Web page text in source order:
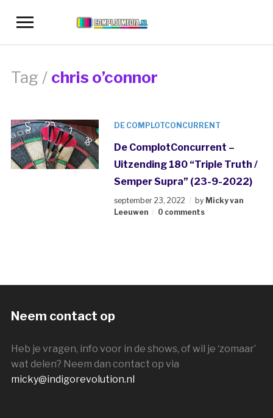
Toggle
navigation
Tag / chris o’connor
DE COMPLOTCONCURRENT
De ComplotConcurrent –
Uitzending 180 “Triple Truth /
Semper Supra” (23-9-2022)
september 23, 2022 by Micky van
Leeuwen
0 comments
Neem contact op
Heb je vragen, info voor in de shows, of wil je ‘zomaar’
wat delen? Neem dan contact op via
micky@indigorevolution.nl